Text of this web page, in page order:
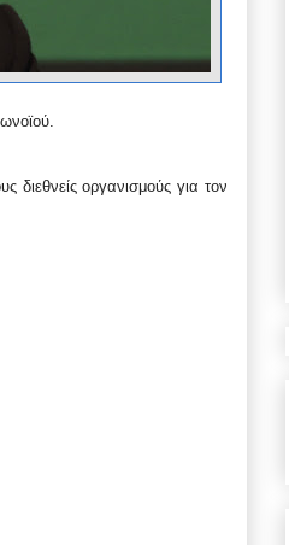
οργανισμούς για τον